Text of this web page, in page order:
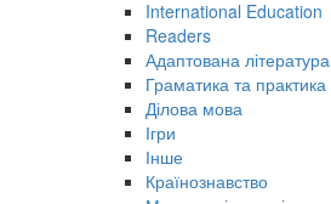
International Education
Readers
Адаптована література
Граматика та практика
Ділова мова
Ігри
Інше
Країнознавство